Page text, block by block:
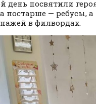
день посвятили
постарше — ребусы,
в филвордах.